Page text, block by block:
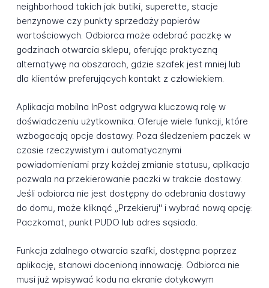
neighborhood takich jak butiki, superette, stacje
benzynowe czy punkty sprzedaży papierów
wartościowych. Odbiorca może odebrać paczkę w
godzinach otwarcia sklepu, oferując praktyczną
alternatywę na obszarach, gdzie szafek jest mniej lub
dla klientów preferujących kontakt z człowiekiem.
Aplikacja mobilna InPost odgrywa kluczową rolę w
doświadczeniu użytkownika. Oferuje wiele funkcji, które
wzbogacają opcje dostawy. Poza śledzeniem paczek w
czasie rzeczywistym i automatycznymi
powiadomieniami przy każdej zmianie statusu, aplikacja
pozwala na przekierowanie paczki w trakcie dostawy.
Jeśli odbiorca nie jest dostępny do odebrania dostawy
do domu, może kliknąć „Przekieruj" i wybrać nową opcję:
Paczkomat, punkt PUDO lub adres sąsiada.
Funkcja zdalnego otwarcia szafki, dostępna poprzez
aplikację, stanowi docenioną innowację. Odbiorca nie
musi już wpisywać kodu na ekranie dotykowym